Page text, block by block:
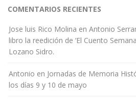
COMENTARIOS RECIENTES
Jose luis Rico Molina en Antonio
libro la reedición de ‘El Cuento
Lozano Sidro.
Antonio en Jornadas de Memoria
los días 9 y 10 de mayo